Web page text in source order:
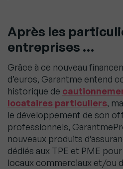
Après les
entreprises …
Grâce à ce nouveau
d’euros, Garantme entend
historique de
locataires particuliers,
le développement de son
professionnels,
nouveaux produits
dédiés aux TPE et PME
locaux commerciaux et/ou